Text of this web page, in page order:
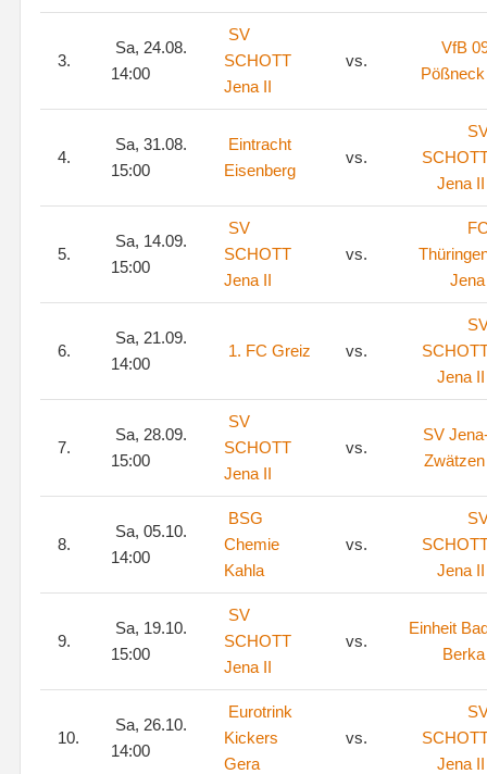
3.
Sa, 24.08.
14:00
SV
SCHOTT
Jena II
vs.
VfB
Pößneck
4.
Sa, 31.08.
15:00
Eintracht
Eisenberg
vs.
Jena II
5.
Sa, 14.09.
15:00
SV
SCHOTT
Jena II
vs.
Jena
6.
Sa, 21.09.
14:00
1. FC Greiz vs.
Jena II
7.
Sa, 28.09.
15:00
SV
SCHOTT
Jena II
vs.
SV
Zwätzen
8.
Sa, 05.10.
14:00
BSG
Chemie
Kahla
vs.
Jena II
9.
Sa, 19.10.
15:00
SV
SCHOTT
Jena II
vs.
Einheit
Berka
10.
Sa, 26.10.
14:00
Eurotrink
Kickers
Gera
vs.
Jena II